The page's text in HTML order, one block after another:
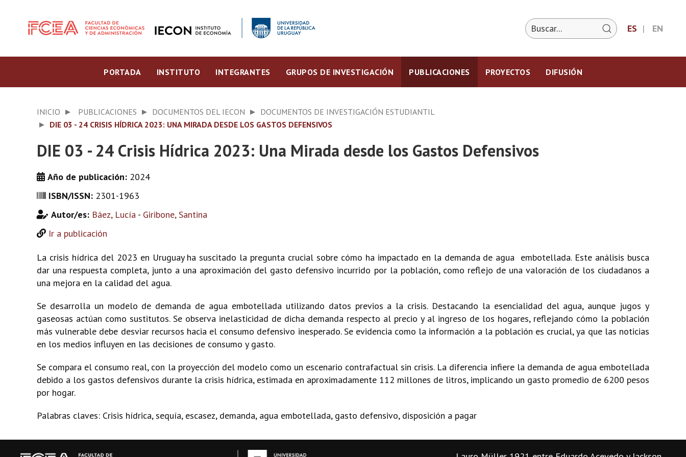
ES EN
PORTADA INSTITUTO INTEGRANTES GRUPOS DE INVESTIGACIÓN PUBLICACIONES PROYECTOS DIFUSIÓN
INICIO PUBLICACIONES DOCUMENTOS DEL IECON
DOCUMENTOS DE INVESTIGACIÓN ESTUDIANTIL
DIE 03 - 24 CRISIS HÍDRICA 2023: UNA MIRADA DESDE LOS GASTOS DEFENSIVOS
DIE 03 - 24 Crisis Hídrica 2023: Una Mirada desde los Gastos Defensivos
Año de publicación: 2024
ISBN/ISSN: 2301-1963
Autor/es: Báez, Lucía - Giribone, Santina
Ir a publicación
La crisis hídrica del 2023 en Uruguay ha suscitado la pregunta crucial sobre cómo ha impactado en la demanda de agua embotellada. Este análisis busca
dar una respuesta completa, junto a una aproximación del gasto defensivo incurrido por la población, como reflejo de una valoración de los ciudadanos a
una mejora en la calidad del agua.
Se desarrolla un modelo de demanda de agua embotellada utilizando datos previos a la crisis. Destacando la esencialidad del agua, aunque jugos y
gaseosas actúan como sustitutos. Se observa inelasticidad de dicha demanda respecto al precio y al ingreso de los hogares, reflejando cómo la población
más vulnerable debe desviar recursos hacia el consumo defensivo inesperado. Se evidencia como la información a la población es crucial, ya que las noticias
en los medios influyen en las decisiones de consumo y gasto.
Se compara el consumo real, con la proyección del modelo como un escenario contrafactual sin crisis. La diferencia infiere la demanda de agua embotellada
debido a los gastos defensivos durante la crisis hídrica, estimada en aproximadamente 112 millones de litros, implicando un gasto promedio de 6200 pesos
por hogar.
Palabras claves: Crisis hídrica, sequía, escasez, demanda, agua embotellada, gasto defensivo, disposición a pagar